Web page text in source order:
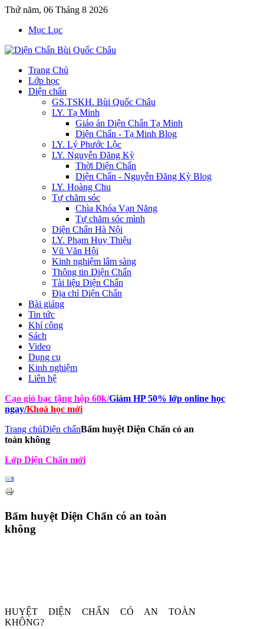
Thứ năm, 06 Tháng 8 2026
Mục Lục
Trang Chủ
Lớp học
Diện chẩn
GS.TSKH. Bùi Quốc Châu
LY. Tạ Minh
Giáo án Diện Chẩn Tạ Minh
Diện Chẩn - Tạ Minh Blog
LY. Lý Phước Lộc
LY. Nguyễn Đăng Kỳ
Thời Diện Chẩn
Diện Chẩn - Nguyễn Đăng Kỳ Blog
LY. Hoàng Chu
Tự chăm sóc
Chìa Khóa Vạn Năng
Tự chăm sóc mình
Diện Chẩn Hà Nội
LY. Phạm Huy Thiệu
Vũ Văn Hội
Kinh nghiệm lâm sàng
Thông tin Diện Chẩn
Tài liệu Diện Chẩn
Địa chỉ Diện Chẩn
Bài giảng
Tin tức
Khí công
Sách
Video
Dụng cụ
Kinh nghiệm
Liên hệ
Cạo gió bạc tặng hộp 60k/Giảm HP 50% lớp online học
ngay/Khoá học mới
Trang chủDiện chẩnBấm huyệt Diện Chẩn có an
toàn không
Lớp Diện Chẩn mới
Bấm huyệt Diện Chẩn có an toàn
không
HUYỆT DIỆN CHẨN CÓ AN TOÀN
KHÔNG?